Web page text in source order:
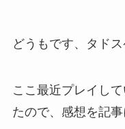
どうもです、タドス
ここ最近プレイし
たので、感想を記